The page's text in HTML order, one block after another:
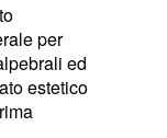
per
ed
estetico